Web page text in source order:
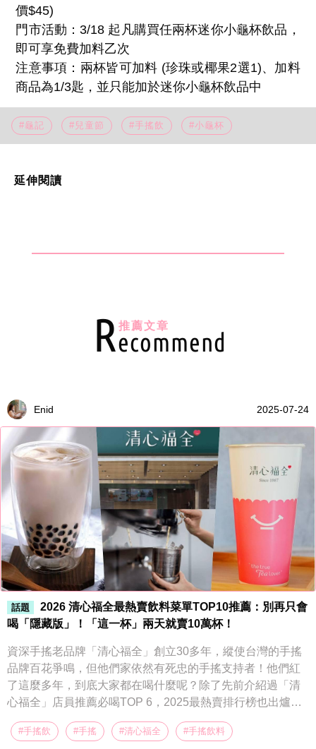
價$45)
門市活動：3/18 起凡購買任兩杯迷你小龜杯飲品，
即可享免費加料乙次
注意事項：兩杯皆可加料 (珍珠或椰果2選1)、加料
商品為1/3匙，並只能加於迷你小龜杯飲品中
#龜記 #兒童節 #手搖飲 #小龜杯
延伸閱讀
Recommend
推薦文章
Enid 2025-07-24
話題
喝「隱藏版」！「這一杯」兩天就賣10萬杯！
資深手搖老品牌「清心福全」創立30多年，縱使台灣的手搖
品牌百花爭鳴，但他們家依然有死忠的手搖支持者！他們紅
了這麼多年，到底大家都在喝什麼呢？除了先前介紹過「清
心福全」店員推薦必喝TOP 6，2025最熱賣排行榜也出爐，
當中還有今年才開賣的超強新品喔！ • TOP10：蜜桃凍紅茶
• TOP9：隱藏版 • TOP8：優多綠茶 • TOP7：冬瓜檸檬 • TO
#手搖飲 #手搖 #清心福全 #手搖飲料